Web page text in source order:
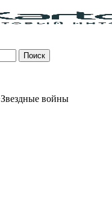
Поиск
Звездные войны